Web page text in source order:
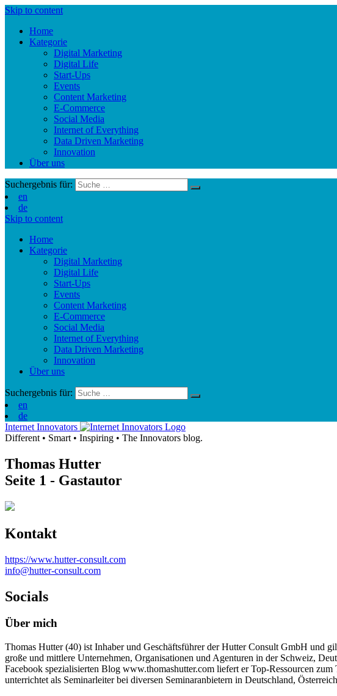
Skip to content
Home
Kategorie
Digital Marketing
Digital Life
Start-Ups
Events
Content Marketing
E-Commerce
Social Media
Internet of Everything
Data Driven Marketing
Innovation
Über uns
Suchergebnis für:
en
de
Skip to content
Home
Kategorie
Digital Marketing
Digital Life
Start-Ups
Events
Content Marketing
E-Commerce
Social Media
Internet of Everything
Data Driven Marketing
Innovation
Über uns
Suchergebnis für:
en
de
Internet Innovators
Different • Smart • Inspiring • The Innovators blog.
Thomas Hutter
Seite 1 - Gastautor
Kontakt
https://www.hutter-consult.com
info@hutter-consult.com
Socials
Über mich
Thomas Hutter (40) ist Inhaber und Geschäftsführer der Hutter Consult GmbH und
große und mittlere Unternehmen, Organisationen und Agenturen in der Schweiz,
Facebook spezialisierten Blog www.thomashutter.com liefert er Top-Ressourcen
unterrichtet als Seminarleiter bei diversen Seminaranbietern in Deutschland,